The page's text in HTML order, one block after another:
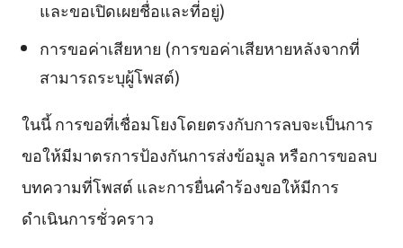
และขอเปิดเผยชื่อและที่อยู่)
การขอค่าเสียหาย (การขอค่าเสียหายหลังจากที่
สามารถระบุผู้โพสต์)
ในนี้ การขอที่เชื่อมโยงโดยตรงกับการลบจะเป็นการ
ขอให้มีมาตรการป้องกันการส่งข้อมูล หรือการขอลบ
บทความที่โพสต์ และการยื่นคำร้องขอให้มีการ
ดำเนินการชั่วคราว